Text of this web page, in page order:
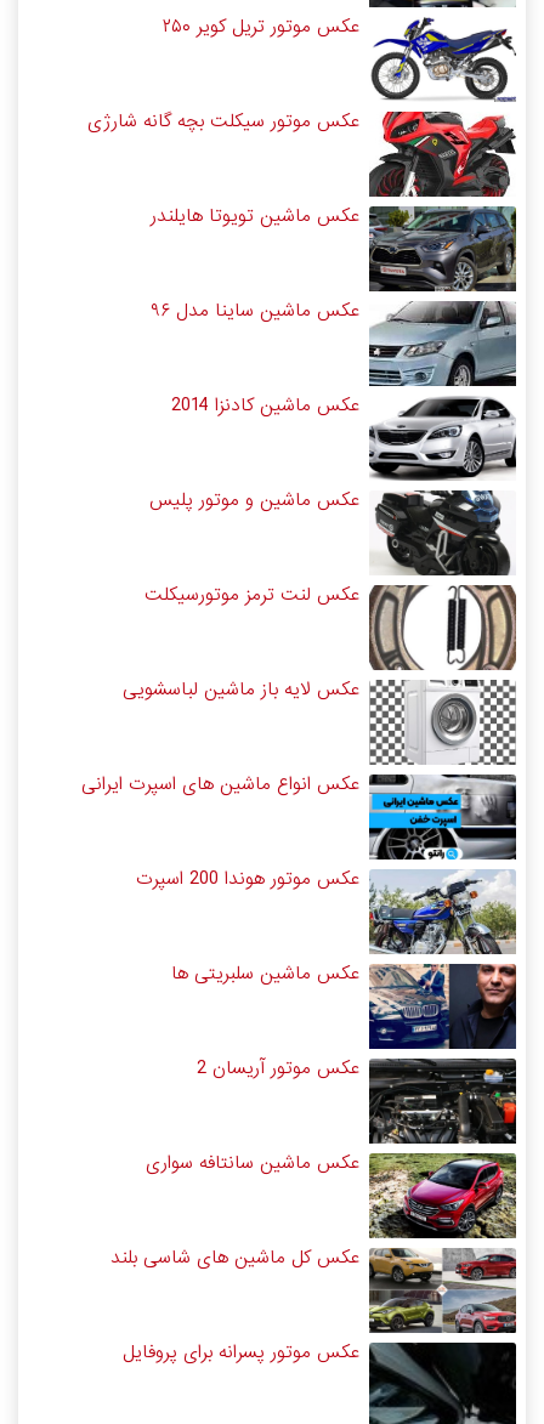
عکس موتور تریل کویر ۲۵۰
عکس موتور سیکلت بچه گانه شارژی
عکس ماشین تویوتا هایلندر
عکس ماشین ساینا مدل ۹۶
عکس ماشین کادنزا 2014
عکس ماشین و موتور پلیس
عکس لنت ترمز موتورسیکلت
عکس لایه باز ماشین لباسشویی
عکس انواع ماشین های اسپرت ایرانی
عکس موتور هوندا 200 اسپرت
عکس ماشین سلبریتی ها
عکس موتور آریسان 2
عکس ماشین سانتافه سواری
عکس کل ماشین های شاسی بلند
عکس موتور پسرانه برای پروفایل